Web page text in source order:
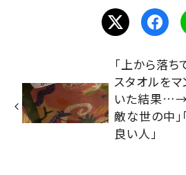
「上から落ち
スタオルを
いた結果…→
敵な世の中
良い人」